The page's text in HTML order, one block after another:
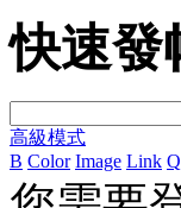
快速發
高級模式
B Color Image Link